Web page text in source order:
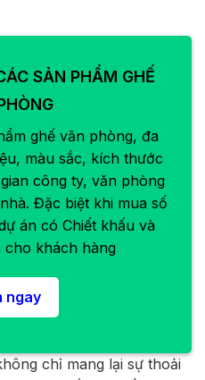
SẢN PHẨM GHẾ
ghế văn phòng, đa
màu sắc, kích thước
công ty, văn phòng
Đặc biệt khi mua số
án có Chiết khấu và
cho khách hàng
ngay
chỉ mang lại sự thoải